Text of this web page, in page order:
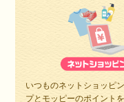
いつものネットショッピ
プとモッピーのポイント